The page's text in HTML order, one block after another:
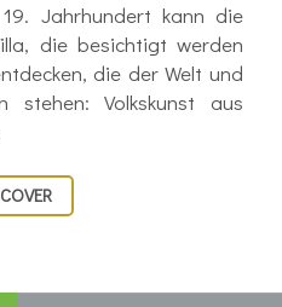
Jahrhundert kann die
die besichtigt werden
die der Welt und
stehen: Volkskunst aus